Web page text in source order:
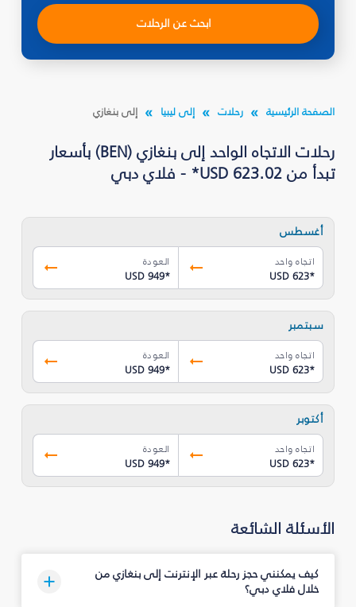
ابحث عن الرحلات
الصفحة الرئيسية رحلات إلى ليبيا إلى بنغازي
رحلات الاتجاه الواحد إلى بنغازي (BEN) بأسعار
تبدأ من USD 623.02* - فلاي دبي
أغسطس
اتجاه واحد
USD 623*
العودة
USD 949*
سبتمبر
اتجاه واحد
USD 623*
العودة
USD 949*
أكتوبر
اتجاه واحد
USD 623*
العودة
USD 949*
الأسئلة الشائعة
كيف يمكنني حجز رحلة عبر الإنترنت إلى بنغازي من
خلال فلاي دبي؟